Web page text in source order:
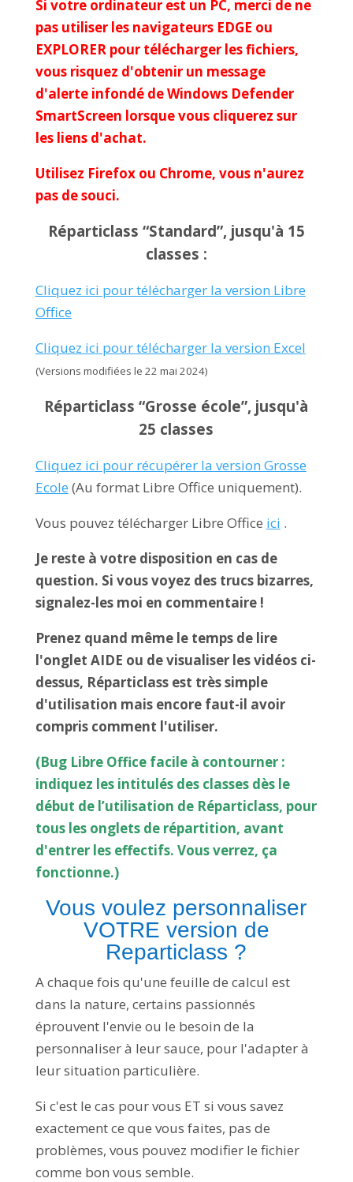
Si votre ordinateur est un PC, merci de ne
pas utiliser les navigateurs EDGE ou
EXPLORER pour télécharger les fichiers,
vous risquez d'obtenir un message
d'alerte infondé de Windows Defender
SmartScreen lorsque vous cliquerez sur
les liens d'achat.
Utilisez Firefox ou Chrome, vous n'aurez
pas de souci.
Réparticlass “Standard”, jusqu'à 15
classes :
Cliquez ici pour télécharger la version Libre
Office
Cliquez ici pour télécharger la version Excel
(Versions modifiées le 22 mai 2024)
Réparticlass “Grosse école”, jusqu'à
25 classes
Cliquez ici pour récupérer la version Grosse
Ecole (Au format Libre Office uniquement).
Vous pouvez télécharger Libre Office ici .
Je reste à votre disposition en cas de
question. Si vous voyez des trucs bizarres,
signalez-les moi en commentaire !
Prenez quand même le temps de lire
l'onglet AIDE ou de visualiser les vidéos ci-
dessus, Réparticlass est très simple
d'utilisation mais encore faut-il avoir
compris comment l'utiliser.
(Bug Libre Office facile à contourner :
indiquez les intitulés des classes dès le
début de l’utilisation de Réparticlass, pour
tous les onglets de répartition, avant
d'entrer les effectifs. Vous verrez, ça
fonctionne.)
Vous voulez personnaliser
VOTRE version de
Reparticlass ?
A chaque fois qu'une feuille de calcul est
dans la nature, certains passionnés
éprouvent l'envie ou le besoin de la
personnaliser à leur sauce, pour l'adapter à
leur situation particulière.
Si c'est le cas pour vous ET si vous savez
exactement ce que vous faites, pas de
problèmes, vous pouvez modifier le fichier
comme bon vous semble.